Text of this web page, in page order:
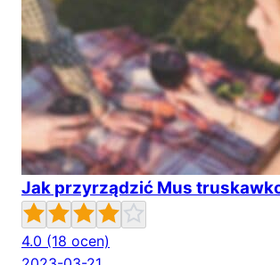
Jak przyrządzić Mus
4.0 (18 ocen)